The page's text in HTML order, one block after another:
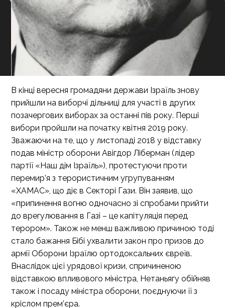
В кінці вересня громадяни держави Ізраїль знову
прийшли на виборчі дільниці для участі в других
позачергових виборах за останні пів року. Перші
вибори пройшли на початку квітня 2019 року.
Зважаючи на те, що у листопаді 2018 у відставку
подав міністр оборони Авігдор Ліберман (лідер
партії «Наш дім Ізраїль»), протестуючи проти
перемир’я з терористичним угрупуванням
«ХАМАС», що діє в Секторі Гази. Він заявив, що
«припинення вогню одночасно зі спробами прийти
до врегулювання в Газі – це капітуляція перед
терором». Також не менш важливою причиною тоді
стало бажання Бібі ухвалити закон про призов до
армії Оборони Ізраїлю ортодоксальних євреїв.
Внаслідок цієї урядової кризи, спричиненою
відставкою впливового міністра, Нетаньягу обійняв
також і посаду міністра оборони, поєднуючи її з
кріслом прем’єра.